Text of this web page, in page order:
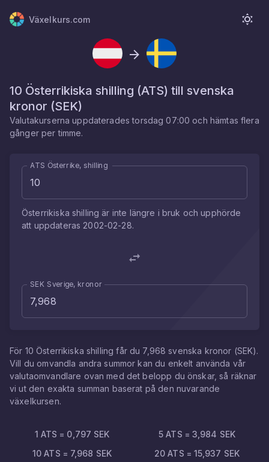
Växelkurs.com
10 Österrikiska shilling (ATS) till svenska
kronor (SEK)
Valutakurserna uppdateradestorsdag 07:00 och hämtas flera
gånger per timme.
ATS Österrike, shilling
Österrikiska shilling är inte längre i bruk och upphörde
att uppdateras 2002-02-28.
SEK Sverige, kronor
För 10 Österrikiska shilling får du 7,968 svenska kronor (SEK).
Vill du omvandla andra summor kan du enkelt använda vår
valutaomvandlare ovan med det belopp du önskar, så räknar
vi ut den exakta summan baserat på den nuvarande
växelkursen.
1 ATS = 0,797 SEK 5 ATS = 3,984 SEK
10 ATS = 7,968 SEK 20 ATS = 15,937 SEK